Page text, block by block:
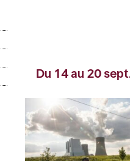
Du 14 au 20